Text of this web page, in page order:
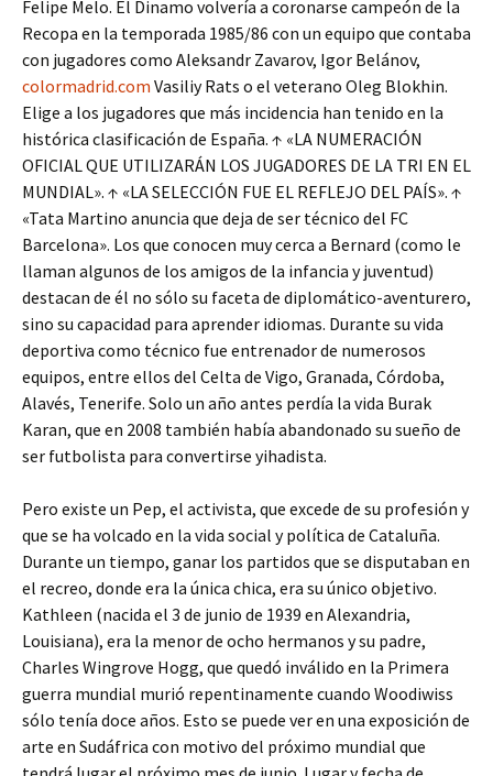
Felipe Melo. El Dinamo volvería a coronarse campeón de la
Recopa en la temporada 1985/86 con un equipo que contaba
con jugadores como Aleksandr Zavarov, Igor Belánov,
colormadrid.com Vasiliy Rats o el veterano Oleg Blokhin.
Elige a los jugadores que más incidencia han tenido en la
histórica clasificación de España. ↑ «LA NUMERACIÓN
OFICIAL QUE UTILIZARÁN LOS JUGADORES DE LA TRI EN EL
MUNDIAL». ↑ «LA SELECCIÓN FUE EL REFLEJO DEL PAÍS». ↑
«Tata Martino anuncia que deja de ser técnico del FC
Barcelona». Los que conocen muy cerca a Bernard (como le
llaman algunos de los amigos de la infancia y juventud)
destacan de él no sólo su faceta de diplomático-aventurero,
sino su capacidad para aprender idiomas. Durante su vida
deportiva como técnico fue entrenador de numerosos
equipos, entre ellos del Celta de Vigo, Granada, Córdoba,
Alavés, Tenerife. Solo un año antes perdía la vida Burak
Karan, que en 2008 también había abandonado su sueño de
ser futbolista para convertirse yihadista.
Pero existe un Pep, el activista, que excede de su profesión y
que se ha volcado en la vida social y política de Cataluña.
Durante un tiempo, ganar los partidos que se disputaban en
el recreo, donde era la única chica, era su único objetivo.
Kathleen (nacida el 3 de junio de 1939 en Alexandria,
Louisiana), era la menor de ocho hermanos y su padre,
Charles Wingrove Hogg, que quedó inválido en la Primera
guerra mundial murió repentinamente cuando Woodiwiss
sólo tenía doce años. Esto se puede ver en una exposición de
arte en Sudáfrica con motivo del próximo mundial que